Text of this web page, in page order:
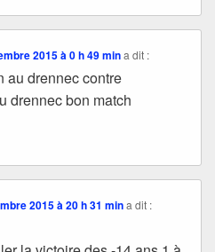
2015 à 0 h 49 min a dit :
au drennec contre
drennec bon match
2015 à 20 h 31 min a dit :